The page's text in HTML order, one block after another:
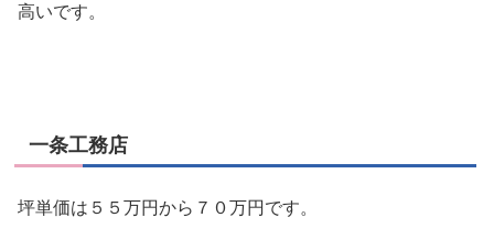
高いです。
一条工務店
坪単価は５５万円から７０万円です。